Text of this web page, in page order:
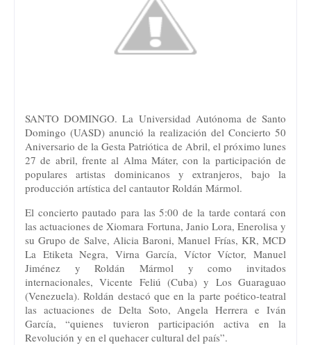
SANTO DOMINGO. La Universidad Autónoma de Santo
Domingo (UASD) anunció la realización del Concierto 50
Aniversario de la Gesta Patriótica de Abril, el próximo lunes
27 de abril, frente al Alma Máter, con la participación de
populares artistas dominicanos y extranjeros, bajo la
producción artística del cantautor Roldán Mármol.
El concierto pautado para las 5:00 de la tarde contará con
las actuaciones de Xiomara Fortuna, Janio Lora, Enerolisa y
su Grupo de Salve, Alicia Baroni, Manuel Frías, KR, MCD
La Etiketa Negra, Virna García, Víctor Víctor, Manuel
Jiménez y Roldán Mármol y como invitados
internacionales, Vicente Feliú (Cuba) y Los Guaraguao
(Venezuela). Roldán destacó que en la parte poético-teatral
las actuaciones de Delta Soto, Angela Herrera e Iván
García, “quienes tuvieron participación activa en la
Revolución y en el quehacer cultural del país”.